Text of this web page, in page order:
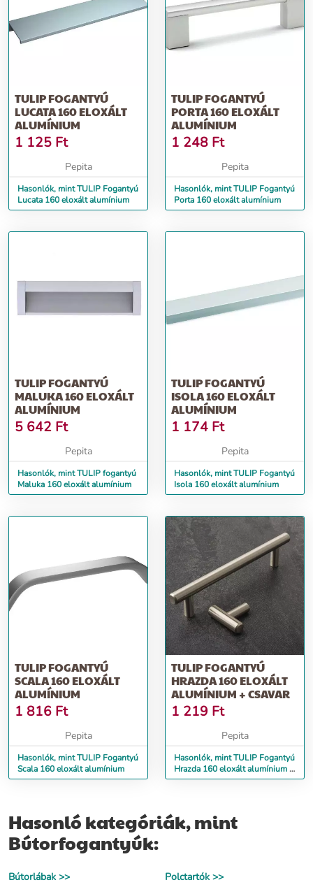
TULIP FOGANTYÚ
LUCATA 160 ELOXÁLT
ALUMÍNIUM
1 125 Ft
Pepita
Hasonlók, mint TULIP Fogantyú
Lucata 160 eloxált alumínium
TULIP FOGANTYÚ
PORTA 160 ELOXÁLT
ALUMÍNIUM
1 248 Ft
Pepita
Hasonlók, mint TULIP Fogantyú
Porta 160 eloxált alumínium
TULIP FOGANTYÚ
MALUKA 160 ELOXÁLT
ALUMÍNIUM
5 642 Ft
Pepita
Hasonlók, mint TULIP fogantyú
Maluka 160 eloxált alumínium
TULIP FOGANTYÚ
ISOLA 160 ELOXÁLT
ALUMÍNIUM
1 174 Ft
Pepita
Hasonlók, mint TULIP Fogantyú
Isola 160 eloxált alumínium
TULIP FOGANTYÚ
SCALA 160 ELOXÁLT
ALUMÍNIUM
1 816 Ft
Pepita
Hasonlók, mint TULIP Fogantyú
Scala 160 eloxált alumínium
TULIP FOGANTYÚ
HRAZDA 160 ELOXÁLT
ALUMÍNIUM + CSAVAR
1 219 Ft
Pepita
Hasonlók, mint TULIP Fogantyú
Hrazda 160 eloxált alumínium +
csavar
Hasonló kategóriák, mint
Bútorfogantyúk:
Bútorlábak >> Polctartók >>